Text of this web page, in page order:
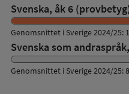
Svenska, åk 6
Genomsnittet i Sverige 2024/25:
Svenska som
Genomsnittet i Sverige 2024/25: